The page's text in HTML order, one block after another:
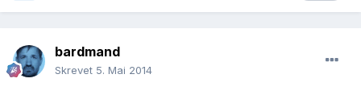
bardmand
Skrevet 5. Mai 2014